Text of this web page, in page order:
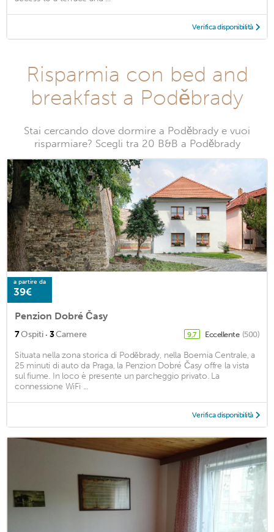
Verifica disponibilità
Risparmia con bed and
breakfast a Poděbrady
Stai cercando dove dormire a Poděbrady e vuoi
risparmiare? Scegli tra 20 B&B a Poděbrady
a partire da
39€
Penzion Dobré Časy
7Ospiti · 3Camere 9,7 Eccellente (500)
Situata nella zona storica di Poděbrady, nella Boemia Centrale, a
25 minuti di auto da Praga, la Penzion Dobré Časy offre la vista
sul fiume. In loco è presente un parcheggio privato. La
connessione WiFi ...
Verifica disponibilità